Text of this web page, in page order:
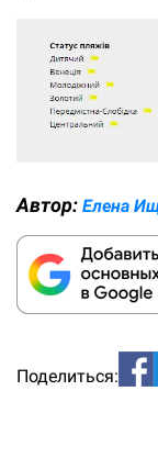
Автор: Елена
Поделиться: